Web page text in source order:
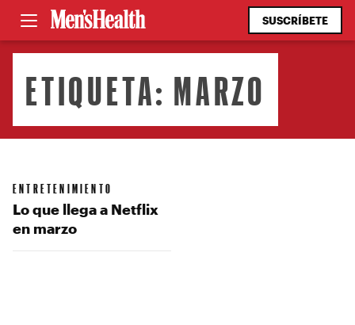
SUSCRÍBETE
ETIQUETA: MARZO
ENTRETENIMIENTO
Lo que llega a Netflix
en marzo